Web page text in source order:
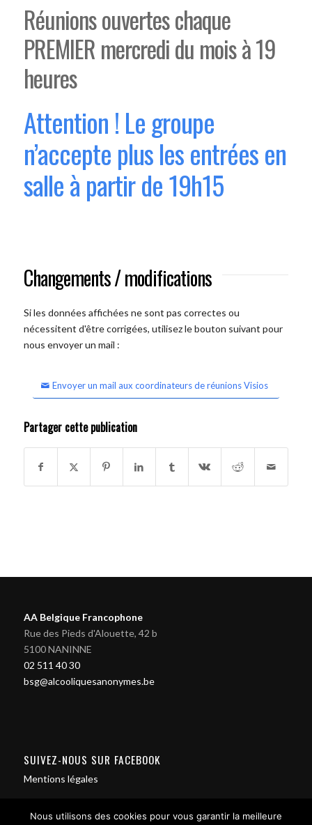
Réunions ouvertes chaque
PREMIER mercredi du mois à 19
heures
Attention ! Le groupe
n’accepte plus les entrées en
salle à partir de 19h15
Changements / modifications
Si les données affichées ne sont pas correctes ou
nécessitent d'être corrigées, utilisez le bouton suivant pour
nous envoyer un mail :
Envoyer un mail aux coordinateurs de réunions Visios
Partager cette publication
AA Belgique Francophone
Rue des Pieds d'Alouette, 42 b
5100 NANINNE
02 511 40 30
bsg@alcooliquesanonymes.be
SUIVEZ-NOUS SUR FACEBOOK
Mentions légales
Nous utilisons des cookies pour vous garantir la meilleure